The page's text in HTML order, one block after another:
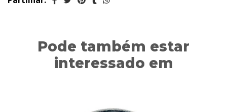
Pode também estar
interessado em